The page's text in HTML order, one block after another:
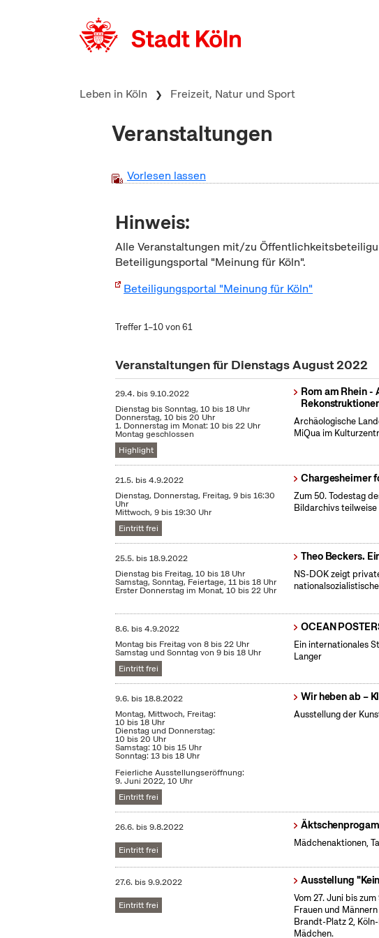
Leben in Köln Freizeit, Natur und Sport
Veranstaltungen
Vorlesen lassen
Hinweis:
Alle Veranstaltungen mit/zu
Beteiligungsportal "Meinung für Köln".
Beteiligungsportal "Meinung für Köln"
Treffer 1–10 von 61
Veranstaltungen für Dienstags August 2022
29.4. bis9.10.2022
Dienstag bis Sonntag, 10 bis 18 Uhr
Donnerstag, 10 bis 20 Uhr
1. Donnerstag im Monat: 10 bis 22 Uhr
Montag geschlossen
Highlight
Rom am Rhein -
Archäologische
MiQua im
21.5. bis4.9.2022
Dienstag, Donnerstag, Freitag, 9 bis 16:30
Uhr
Mittwoch, 9 bis 19:30 Uhr
Eintritt frei
Chargesheimer
Zum 50. Todestag
Bildarchivs teilweise
25.5. bis18.9.2022
Dienstag bis Freitag, 10 bis 18 Uhr
Samstag, Sonntag, Feiertage, 11 bis 18 Uhr
Erster Donnerstag im Monat, 10 bis 22 Uhr
Theo Beckers.
NS-DOK zeigt
8.6. bis4.9.2022
Montag bis Freitag von 8 bis 22 Uhr
Samstag und Sonntag von 9 bis 18 Uhr
Eintritt frei
OCEAN
Ein internationales
Langer
9.6. bis18.8.2022
Montag, Mittwoch, Freitag:
10 bis 18 Uhr
Dienstag und Donnerstag:
10 bis 20 Uhr
Samstag: 10 bis 15 Uhr
Sonntag: 13 bis 18 Uhr
Feierliche Ausstellungseröffnung:
9. Juni 2022, 10 Uhr
Eintritt frei
Wir heben ab –
Ausstellung der
26.6. bis9.8.2022
Eintritt frei
Mädchenaktionen,
27.6. bis9.9.2022
Eintritt frei
Ausstellung
Vom 27. Juni bis
Frauen und
Brandt-Platz 2,
Mädchen.